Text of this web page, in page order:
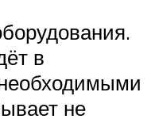
в
не